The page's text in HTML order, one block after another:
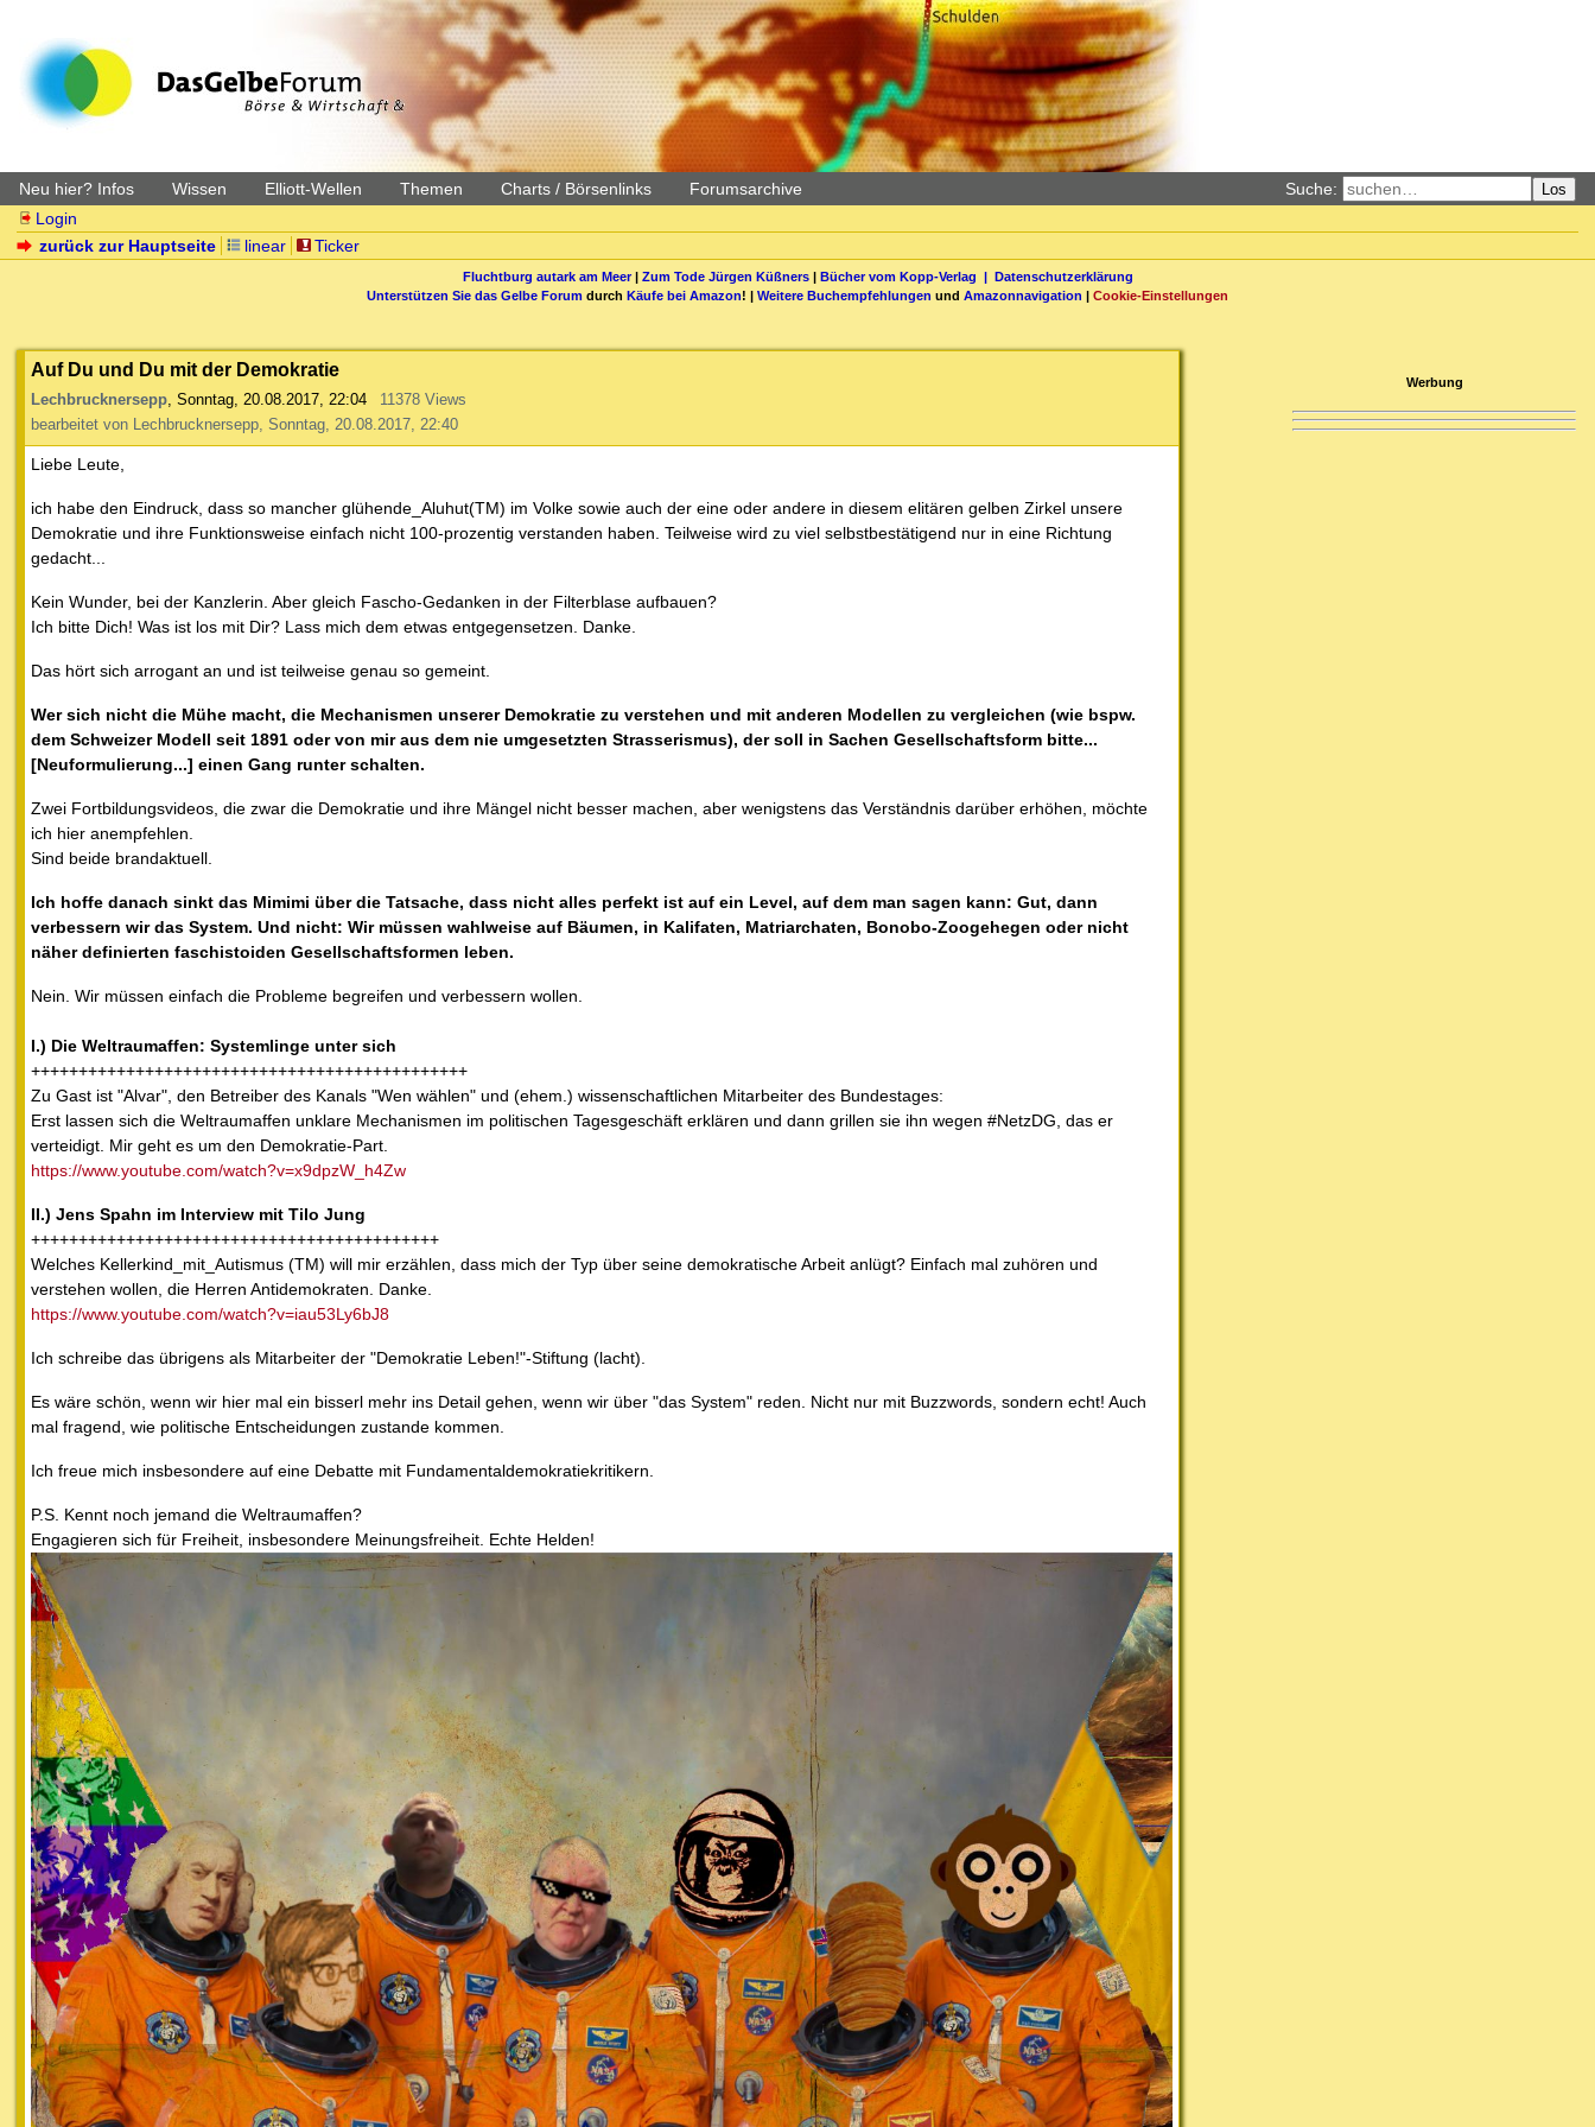
Neu hier? Infos Wissen Elliott-Wellen Themen Charts / Börsenlinks Forumsarchive Suche: Los
Login
zurück zur Hauptseite
linear Ticker
Fluchtburg autark am Meer| Zum Tode Jürgen Küßners| Bücher vom Kopp-Verlag | Datenschutzerklärung
Unterstützen Sie das Gelbe Forum durch Käufe bei Amazon! | Weitere Buchempfehlungen und Amazonnavigation | Cookie-Einstellungen
Auf Du und Du mit der Demokratie
Lechbrucknersepp, Sonntag, 20.08.2017, 22:04
11378 Views
bearbeitet von Lechbrucknersepp, Sonntag, 20.08.2017, 22:40
Liebe Leute,
ich habe den Eindruck, dass so mancher glühende_Aluhut(TM) im Volke sowie auch der eine oder andere in diesem elitären gelben Zirkel unsere
Demokratie und ihre Funktionsweise einfach nicht 100-prozentig verstanden haben. Teilweise wird zu viel selbstbestätigend nur in eine Richtung
gedacht...
Kein Wunder, bei der Kanzlerin. Aber gleich Fascho-Gedanken in der Filterblase aufbauen?
Ich bitte Dich! Was ist los mit Dir? Lass mich dem etwas entgegensetzen. Danke.
Das hört sich arrogant an und ist teilweise genau so gemeint.
Wer sich nicht die Mühe macht, die Mechanismen unserer Demokratie zu verstehen und mit anderen Modellen zu vergleichen (wie bspw.
dem Schweizer Modell seit 1891 oder von mir aus dem nie umgesetzten Strasserismus), der soll in Sachen Gesellschaftsform bitte...
[Neuformulierung...] einen Gang runter schalten.
Zwei Fortbildungsvideos, die zwar die Demokratie und ihre Mängel nicht besser machen, aber wenigstens das Verständnis darüber erhöhen, möchte
ich hier anempfehlen.
Sind beide brandaktuell.
Ich hoffe danach sinkt das Mimimi über die Tatsache, dass nicht alles perfekt ist auf ein Level, auf dem man sagen kann: Gut, dann
verbessern wir das System. Und nicht: Wir müssen wahlweise auf Bäumen, in Kalifaten, Matriarchaten, Bonobo-Zoogehegen oder nicht
näher definierten faschistoiden Gesellschaftsformen leben.
Nein. Wir müssen einfach die Probleme begreifen und verbessern wollen.
I.) Die Weltraumaffen: Systemlinge unter sich
++++++++++++++++++++++++++++++++++++++++++++++
Zu Gast ist "Alvar", den Betreiber des Kanals "Wen wählen" und (ehem.) wissenschaftlichen Mitarbeiter des Bundestages:
Erst lassen sich die Weltraumaffen unklare Mechanismen im politischen Tagesgeschäft erklären und dann grillen sie ihn wegen #NetzDG, das er
verteidigt. Mir geht es um den Demokratie-Part.
https://www.youtube.com/watch?v=x9dpzW_h4Zw
II.) Jens Spahn im Interview mit Tilo Jung
+++++++++++++++++++++++++++++++++++++++++++
Welches Kellerkind_mit_Autismus (TM) will mir erzählen, dass mich der Typ über seine demokratische Arbeit anlügt? Einfach mal zuhören und
verstehen wollen, die Herren Antidemokraten. Danke.
https://www.youtube.com/watch?v=iau53Ly6bJ8
Ich schreibe das übrigens als Mitarbeiter der "Demokratie Leben!"-Stiftung (lacht).
Es wäre schön, wenn wir hier mal ein bisserl mehr ins Detail gehen, wenn wir über "das System" reden. Nicht nur mit Buzzwords, sondern echt! Auch
mal fragend, wie politische Entscheidungen zustande kommen.
Ich freue mich insbesondere auf eine Debatte mit Fundamentaldemokratiekritikern.
P.S. Kennt noch jemand die Weltraumaffen?
Engagieren sich für Freiheit, insbesondere Meinungsfreiheit. Echte Helden!
Werbung